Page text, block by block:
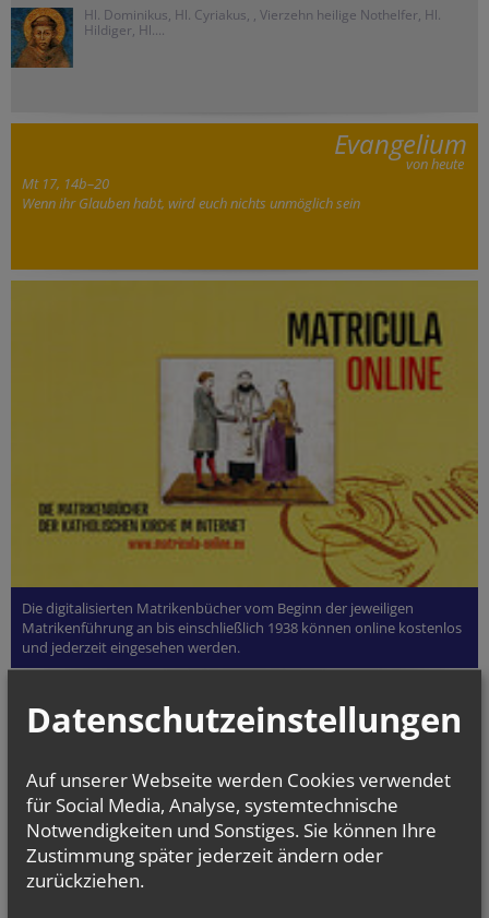
Hl. Dominikus, Hl. Cyriakus, , Vierzehn heilige Nothelfer, Hl.
Hildiger, Hl....
Evangelium
von heute
Mt 17, 14b–20
Wenn ihr Glauben habt, wird euch nichts unmöglich sein
Die digitalisierten Matrikenbücher vom Beginn der jeweiligen
Matrikenführung an bis einschließlich 1938 können online kostenlos
und jederzeit eingesehen werden.
gottesdienst.at
Liturgischer Kalender
Telefonseelsorge
Gesprächsinsel
Datenschutzeinstellungen
Auf unserer Webseite werden Cookies verwendet
für Social Media, Analyse, systemtechnische
Notwendigkeiten und Sonstiges. Sie können Ihre
Zustimmung später jederzeit ändern oder
zurückziehen.